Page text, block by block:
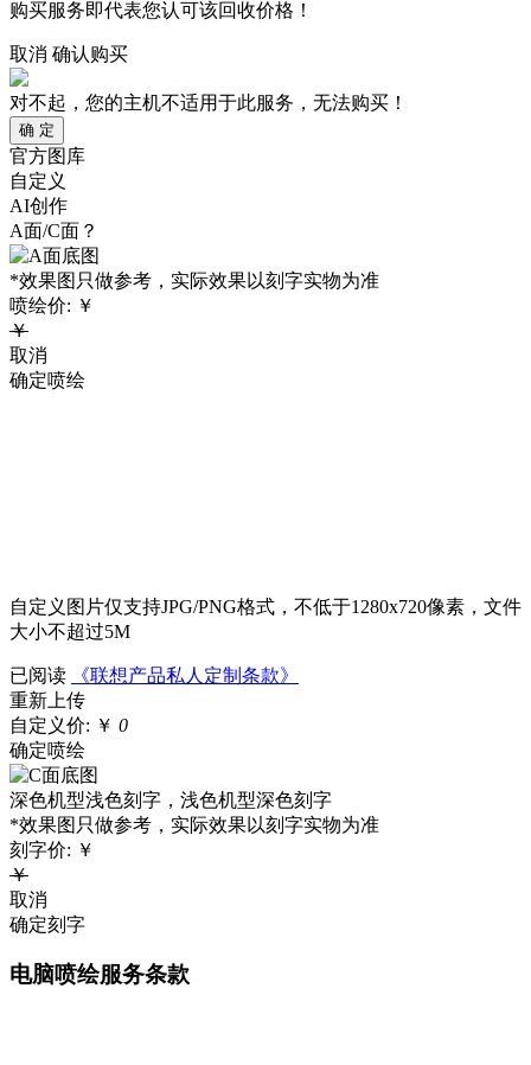
购买服务即代表您认可该回收价格！
取消 确认购买
对不起，您的主机不适用于此服务，无法购买！
确 定
官方图库
自定义
AI创作
A面/C面？
*效果图只做参考，实际效果以刻字实物为准
喷绘价: ￥
￥
取消
确定喷绘
自定义图片仅支持JPG/PNG格式，不低于1280x720像素，文件
大小不超过5M
已阅读
《联想产品私人定制条款》
重新上传
自定义价: ￥ 0
确定喷绘
深色机型浅色刻字，浅色机型深色刻字
*效果图只做参考，实际效果以刻字实物为准
刻字价: ￥
￥
取消
确定刻字
电脑喷绘服务条款